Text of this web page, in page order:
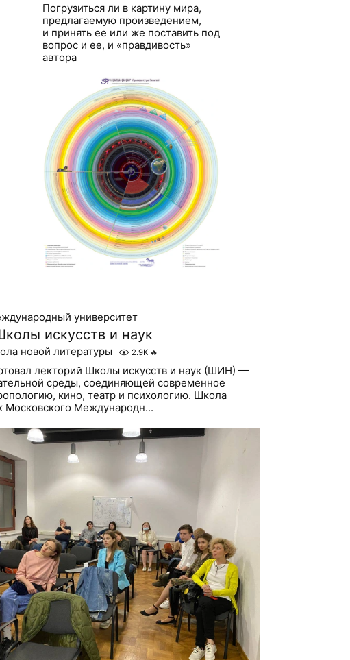
Погрузиться ли в картину мира,
предлагаемую произведением,
и принять ее или же поставить под
вопрос и ее, и «правдивость»
автора
университет
искусств и наук
новой литературы 2.9K 🔥
лекторий Школы искусств и наук (ШИН) —
среды, соединяющей современное
кино, театр и психологию. Школа
Московского Международн...